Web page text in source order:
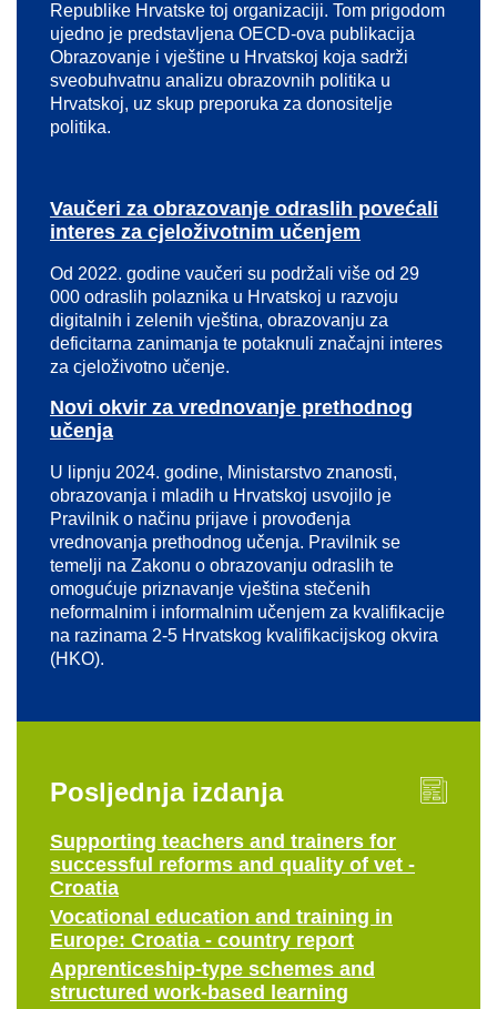
Republike Hrvatske toj organizaciji. Tom prigodom
ujedno je predstavljena OECD-ova publikacija
Obrazovanje i vještine u Hrvatskoj koja sadrži
sveobuhvatnu analizu obrazovnih politika u
Hrvatskoj, uz skup preporuka za donositelje
politika.
Vaučeri za obrazovanje odraslih povećali
interes za cjeloživotnim učenjem
Od 2022. godine vaučeri su podržali više od 29
000 odraslih polaznika u Hrvatskoj u razvoju
digitalnih i zelenih vještina, obrazovanju za
deficitarna zanimanja te potaknuli značajni interes
za cjeloživotno učenje.
Novi okvir za vrednovanje prethodnog
učenja
U lipnju 2024. godine, Ministarstvo znanosti,
obrazovanja i mladih u Hrvatskoj usvojilo je
Pravilnik o načinu prijave i provođenja
vrednovanja prethodnog učenja. Pravilnik se
temelji na Zakonu o obrazovanju odraslih te
omogućuje priznavanje vještina stečenih
neformalnim i informalnim učenjem za kvalifikacije
na razinama 2-5 Hrvatskog kvalifikacijskog okvira
(HKO).
Posljednja izdanja
Supporting teachers and trainers for
successful reforms and quality of vet -
Croatia
Vocational education and training in
Europe: Croatia - country report
Apprenticeship-type schemes and
structured work-based learning